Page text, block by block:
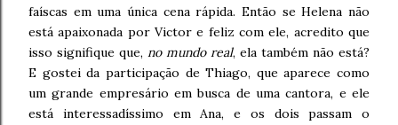
faíscas em uma única cena rápida. Então se Helena não
está apaixonada por Victor e feliz com ele, acredito que
isso signifique que, no mundo real, ela também não está?
E gostei da participação de Thiago, que aparece como
um grande empresário em busca de uma cantora, e ele
está interessadíssimo em Ana, e os dois passam o